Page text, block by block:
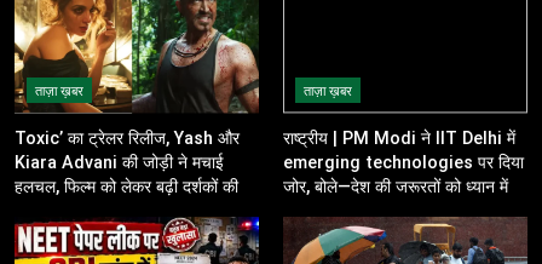
ताज़ा ख़बर
Toxic’ का ट्रेलर रिलीज, Yash और
Kiara Advani की जोड़ी ने मचाई
हलचल, फिल्म को लेकर बढ़ी दर्शकों की
ताज़ा ख़बर
राष्ट्रीय | PM Modi ने IIT Delhi में
emerging technologies पर दिया
जोर, बोले—देश की जरूरतों को ध्यान में